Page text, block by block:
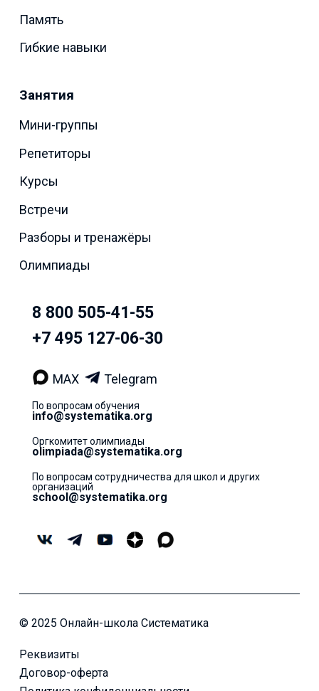
Память
Гибкие навыки
Занятия
Мини-группы
Репетиторы
Курсы
Встречи
Разборы и тренажёры
Олимпиады
8 800 505-41-55
+7 495 127-06-30
MAX Telegram
По вопросам обучения
info@systematika.org
Оргкомитет олимпиады
olimpiada@systematika.org
По вопросам сотрудничества для школ и других
организаций
school@systematika.org
© 2025 Онлайн-школа Систематика
Реквизиты
Договор-оферта